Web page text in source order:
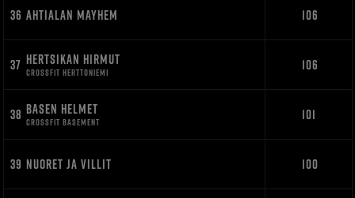
36 AHTIALAN MAYHEM 106
37 HERTSIKAN HIRMUT
CROSSFIT HERTTONIEMI 106
38 BASEN HELMET
CROSSFIT BASEMENT 101
39 NUORET JA VILLIT 100